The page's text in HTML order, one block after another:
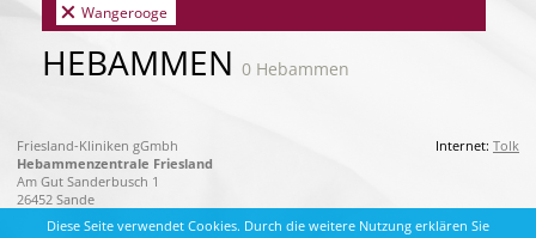
Wangerooge
HEBAMMEN 0 Hebammen
Internet: Tolk
Friesland-Kliniken gGmbh
Hebammenzentrale Friesland
Am Gut Sanderbusch 1
26452 Sande
Diese Seite verwendet Cookies. Durch die weitere Nutzung erklären Sie